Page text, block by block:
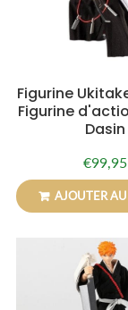
Figurine
Figurine
Dasin
Prix
€99,95
AJOUTER